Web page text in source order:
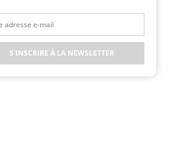
S'INSCRIRE À LA NEWSLETTER